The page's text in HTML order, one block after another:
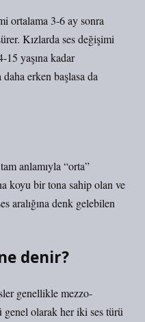
ortalama 3-6 ay sonra
Kızlarda ses değişimi
15 yaşına kadar
erken başlasa da
anlamıyla “orta”
koyu bir tona sahip olan ve
aralığına denk gelebilen
denir?
genellikle mezzo-
genel olarak her iki ses türü